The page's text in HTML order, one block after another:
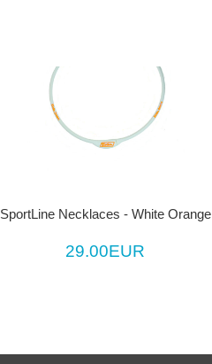
SportLine Necklaces - White Orange
29.00EUR